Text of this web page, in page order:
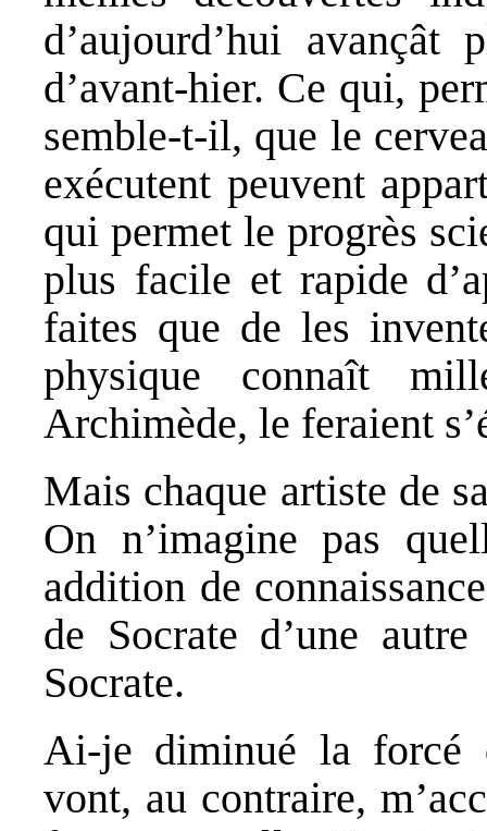
d’aujourd’hui
d’avant-hier. Ce qui,
semble-t-il, que le
exécutent peuvent
qui permet le progrès
plus facile et rapide
faites que de les
physique connaît
Archimède, le feraient
Mais chaque artiste de
On n’imagine pas
addition de
de Socrate d’une
Socrate.
Ai-je diminué la forcé
vont, au contraire,